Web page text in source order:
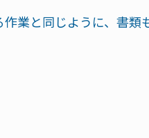
業と同じように、書類